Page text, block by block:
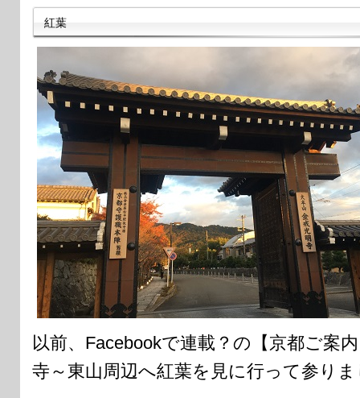
紅葉
以前、Facebookで連載？の【京都ご案
寺～東山周辺へ紅葉を見に行って参り